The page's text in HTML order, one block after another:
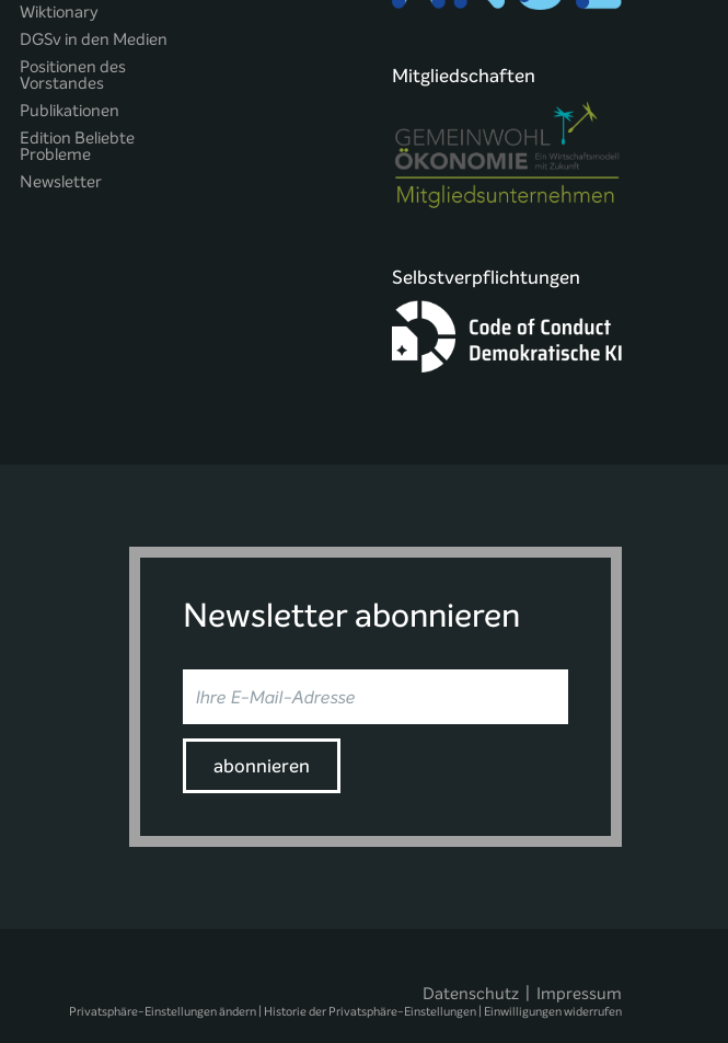
Wiktionary
DGSv in den Medien
Positionen des
Vorstandes
Publikationen
Edition Beliebte
Probleme
Newsletter
Mitgliedschaften
Selbstverpflichtungen
Newsletter abonnieren
Datenschutz Impressum
Privatsphäre-Einstellungen ändern Historie der Privatsphäre-Einstellungen Einwilligungen widerrufen